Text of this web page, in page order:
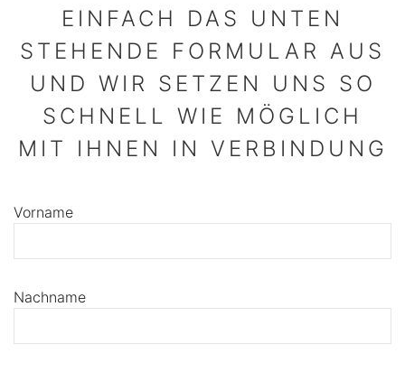
EINFACH DAS UNTEN
STEHENDE FORMULAR AUS
UND WIR SETZEN UNS SO
SCHNELL WIE MÖGLICH
MIT IHNEN IN VERBINDUNG
Vorname
Nachname